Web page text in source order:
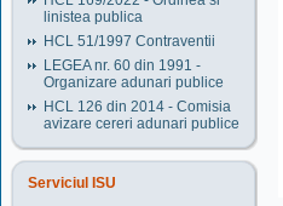
linistea publica
HCL 51/1997 Contraventii
LEGEA nr. 60 din 1991 -
Organizare adunari publice
HCL 126 din 2014 - Comisia
avizare cereri adunari publice
Serviciul ISU